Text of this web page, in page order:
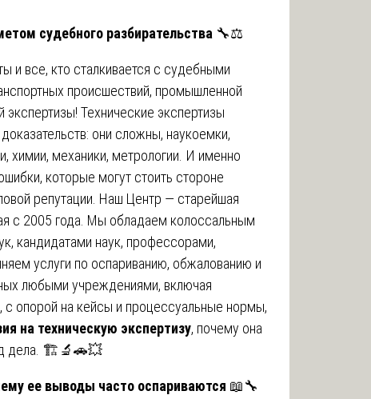
судебного разбирательства 🔧⚖️
и все, кто сталкивается с судебными
происшествий, промышленной
Технические экспертизы
они сложны, наукоемки,
химии, механики, метрологии. И именно
которые могут стоить стороне
репутации. Наш Центр — старейшая
с 2005 года. Мы обладаем колоссальным
кандидатами наук, профессорами,
услуги по оспариванию, обжалованию и
любыми учреждениями, включая
с опорой на кейсы и процессуальные нормы,
на техническую экспертизу, почему она
дела. 🏗️🔬🚗💥
ее выводы часто оспариваются 📖🔧